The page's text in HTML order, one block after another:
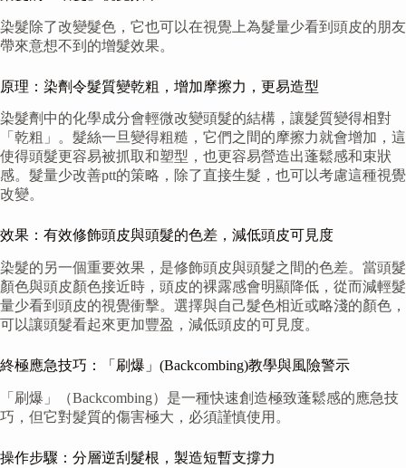
染髮除了改變髮色，它也可以在視覺上為髮量少看到頭皮的朋友
帶來意想不到的增髮效果。
原理：染劑令髮質變乾粗，增加摩擦力，更易造型
染髮劑中的化學成分會輕微改變頭髮的結構，讓髮質變得相對
「乾粗」。髮絲一旦變得粗糙，它們之間的摩擦力就會增加，這
使得頭髮更容易被抓取和塑型，也更容易營造出蓬鬆感和束狀
感。髮量少改善ptt的策略，除了直接生髮，也可以考慮這種視覺
改變。
效果：有效修飾頭皮與頭髮的色差，減低頭皮可見度
染髮的另一個重要效果，是修飾頭皮與頭髮之間的色差。當頭髮
顏色與頭皮顏色接近時，頭皮的裸露感會明顯降低，從而減輕髮
量少看到頭皮的視覺衝擊。選擇與自己髮色相近或略淺的顏色，
可以讓頭髮看起來更加豐盈，減低頭皮的可見度。
終極應急技巧：「刷爆」(Backcombing)教學與風險警示
「刷爆」（Backcombing）是一種快速創造極致蓬鬆感的應急技
巧，但它對髮質的傷害極大，必須謹慎使用。
操作步驟：分層逆刮髮根，製造短暫支撐力